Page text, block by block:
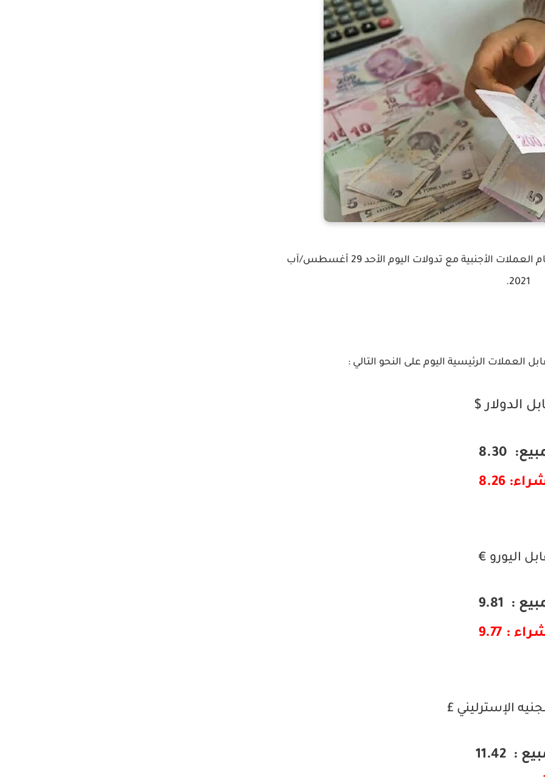
سجلت الليرة التركية إرتفاع في سعر صرفها أمام العملات الأجنبية مع تدولات اليوم الأحد 29 أغسطس/آب
2021.
العملات الرئيسية اليوم على النحو التالي :
الدولار $
8.30
8.26
اليورو €
: 9.81
: 9.77
الإسترليني £
: 11.42